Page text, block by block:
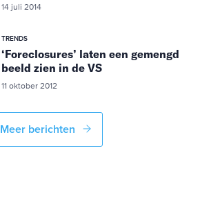
14 juli 2014
TRENDS
‘Foreclosures’ laten een gemengd
beeld zien in de VS
11 oktober 2012
Meer berichten